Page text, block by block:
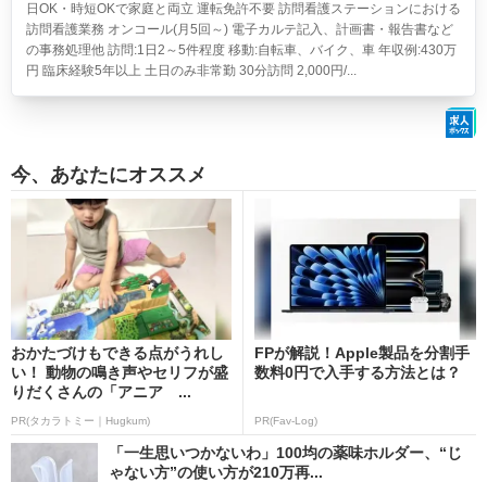
日OK・時短OKで家庭と両立 運転免許不要 訪問看護ステーションにおける
訪問看護業務 オンコール(月5回～) 電子カルテ記入、計画書・報告書など
の事務処理他 訪問:1日2～5件程度 移動:自転車、バイク、車 年収例:430万
円 臨床経験5年以上 土日のみ非常勤 30分訪問 2,000円/...
今、あなたにオススメ
おかたづけもできる点がうれし
い！ 動物の鳴き声やセリフが盛
りだくさんの「アニア ...
PR(タカラトミー｜Hugkum)
FPが解説！Apple製品を分割手
数料0円で入手する方法とは？
PR(Fav-Log)
「一生思いつかないわ」100均の薬味ホルダー、“じ
ゃない方”の使い方が210万再...